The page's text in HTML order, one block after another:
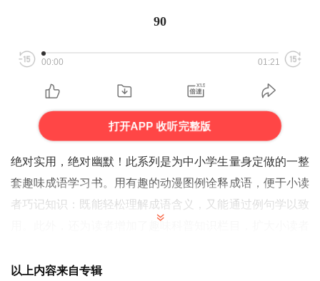
90
00:00 01:21
打开APP 收听完整版
绝对实用，绝对幽默！此系列是为中小学生量身定做的一整
套趣味成语学习书。用有趣的动漫图例诠释成语，便于小读
者巧记知识：既能轻松理解成语含义，又能通过例句学以致
以上内容来自专辑